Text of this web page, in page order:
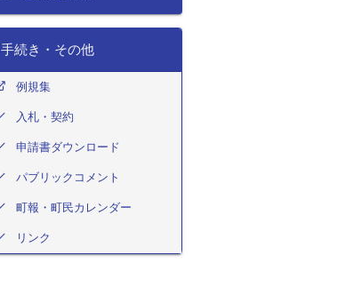
手続き・その他
例規集
入札・契約
申請書ダウンロード
パブリックコメント
町報・町民カレンダー
リンク